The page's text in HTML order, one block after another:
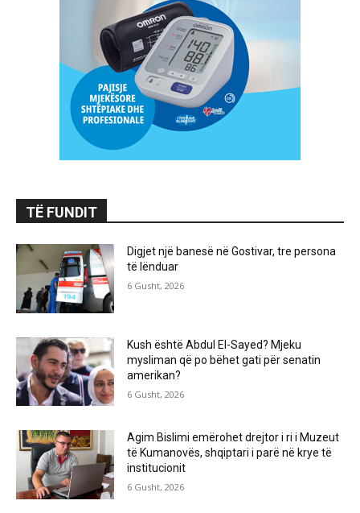
TË FUNDIT
Digjet një banesë në Gostivar, tre persona
të lënduar
6 Gusht, 2026
Kush është Abdul El-Sayed? Mjeku
mysliman që po bëhet gati për senatin
amerikan?
6 Gusht, 2026
Agim Bislimi emërohet drejtor i ri i Muzeut
të Kumanovës, shqiptari i parë në krye të
institucionit
6 Gusht, 2026